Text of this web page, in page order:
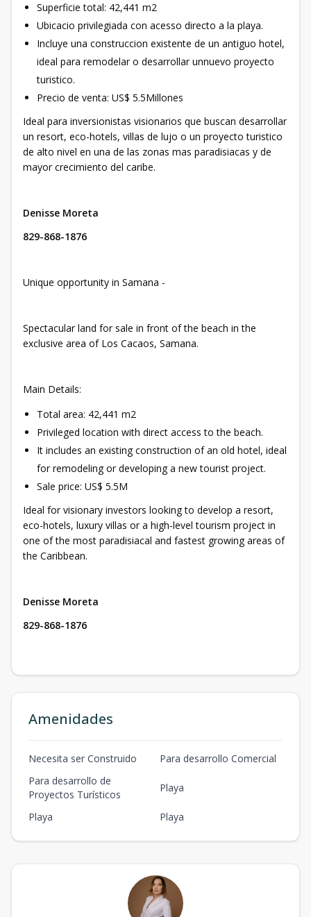
Superficie total: 42,441 m2
Ubicacio privilegiada con acesso directo a la playa.
Incluye una construccion existente de un antiguo hotel,
ideal para remodelar o desarrollar unnuevo proyecto
turistico.
Precio de venta: US$ 5.5Millones
Ideal para inversionistas visionarios que buscan desarrollar
un resort, eco-hotels, villas de lujo o un proyecto turistico
de alto nivel en una de las zonas mas paradisiacas y de
mayor crecimiento del caribe.
Denisse Moreta
829-868-1876
Unique opportunity in Samana -
Spectacular land for sale in front of the beach in the
exclusive area of Los Cacaos, Samana.
Main Details:
Total area: 42,441 m2
Privileged location with direct access to the beach.
It includes an existing construction of an old hotel, ideal
for remodeling or developing a new tourist project.
Sale price: US$ 5.5M
Ideal for visionary investors looking to develop a resort,
eco-hotels, luxury villas or a high-level tourism project in
one of the most paradisiacal and fastest growing areas of
the Caribbean.
Denisse Moreta
829-868-1876
Amenidades
Necesita ser Construido
Para desarrollo Comercial
Para desarrollo de
Proyectos Turísticos
Playa
Playa Playa